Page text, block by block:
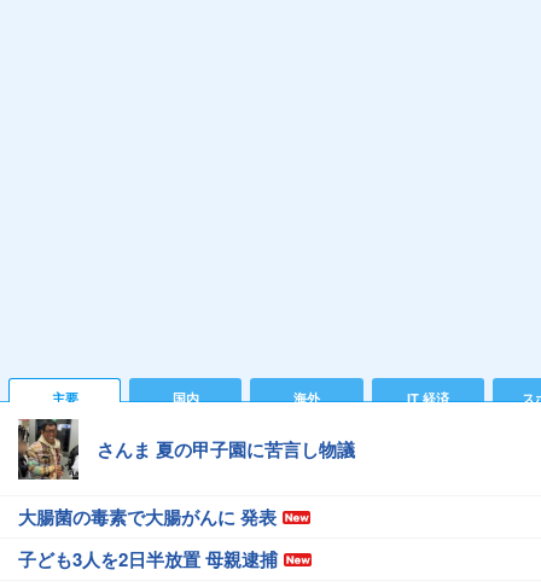
主要 国内 海外 IT 経済 ス
さんま 夏の甲子園に苦言し物議
大腸菌の毒素で大腸がんに 発表
子ども3人を2日半放置 母親逮捕